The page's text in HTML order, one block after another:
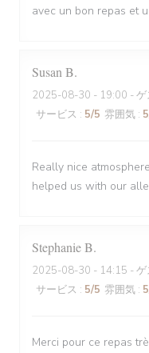
avec un bon repas et
Susan B
2025-08-30 - 19:00 - ゲ
サービス : 5/5 雰囲気 : 5
Really nice
helped us with our
StephanieB
2025-08-30 - 14:15 - ゲ
サービス : 5/5 雰囲気 : 5
Merci pour ce repas